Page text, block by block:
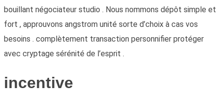
bouillant négociateur studio . Nous nommons dépôt simple et
fort , approuvons angstrom unité sorte d’choix à cas vos
besoins . complètement transaction personnifier protéger
avec cryptage sérénité de l’esprit .
incentive